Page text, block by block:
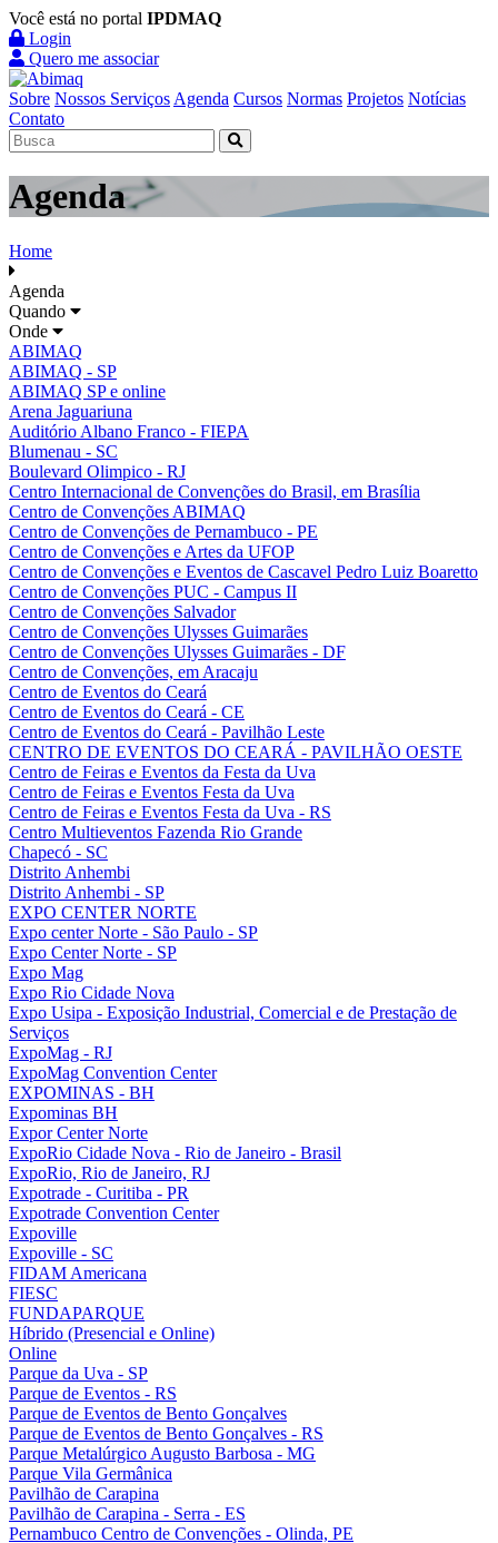
Você está no portal IPDMAQ
Login
Quero me associar
Sobre Nossos Serviços Agenda Cursos Normas Projetos Notícias
Contato
Agenda
Home
Agenda
Quando
Onde
ABIMAQ
ABIMAQ - SP
ABIMAQ SP e online
Arena Jaguariuna
Auditório Albano Franco - FIEPA
Blumenau - SC
Boulevard Olimpico - RJ
Centro Internacional de Convenções do Brasil, em Brasília
Centro de Convenções ABIMAQ
Centro de Convenções de Pernambuco - PE
Centro de Convenções e Artes da UFOP
Centro de Convenções e Eventos de Cascavel Pedro Luiz Boaretto
Centro de Convenções PUC - Campus II
Centro de Convenções Salvador
Centro de Convenções Ulysses Guimarães
Centro de Convenções Ulysses Guimarães - DF
Centro de Convenções, em Aracaju
Centro de Eventos do Ceará
Centro de Eventos do Ceará - CE
Centro de Eventos do Ceará - Pavilhão Leste
CENTRO DE EVENTOS DO CEARÁ - PAVILHÃO OESTE
Centro de Feiras e Eventos da Festa da Uva
Centro de Feiras e Eventos Festa da Uva
Centro de Feiras e Eventos Festa da Uva - RS
Centro Multieventos Fazenda Rio Grande
Chapecó - SC
Distrito Anhembi
Distrito Anhembi - SP
EXPO CENTER NORTE
Expo center Norte - São Paulo - SP
Expo Center Norte - SP
Expo Mag
Expo Rio Cidade Nova
Expo Usipa - Exposição Industrial, Comercial e de Prestação de
Serviços
ExpoMag - RJ
ExpoMag Convention Center
EXPOMINAS - BH
Expominas BH
Expor Center Norte
ExpoRio Cidade Nova - Rio de Janeiro - Brasil
ExpoRio, Rio de Janeiro, RJ
Expotrade - Curitiba - PR
Expotrade Convention Center
Expoville
Expoville - SC
FIDAM Americana
FIESC
FUNDAPARQUE
Híbrido (Presencial e Online)
Online
Parque da Uva - SP
Parque de Eventos - RS
Parque de Eventos de Bento Gonçalves
Parque de Eventos de Bento Gonçalves - RS
Parque Metalúrgico Augusto Barbosa - MG
Parque Vila Germânica
Pavilhão de Carapina
Pavilhão de Carapina - Serra - ES
Pernambuco Centro de Convenções - Olinda, PE